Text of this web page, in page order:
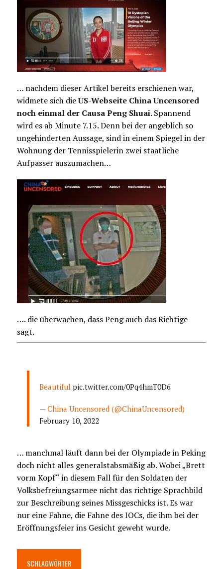
… nachdem dieser Artikel bereits erschienen war,
widmete sich dieUS-Webseite China Uncensored
noch einmal der Causa Peng Shuai. Spannend
wird es ab Minute 7.15. Denn bei der angeblich so
ungehinderten Aussage, sind in einem Spiegel in der
Wohnung der Tennisspielerin zwei staatliche
Aufpasser auszumachen…
…. die überwachen, dass Peng auch das Richtige
sagt.
Beautiful pic.twitter.com/0Pq4hmT0D6
— China Uncensored (@ChinaUncensored)
February 10, 2022
… manchmal läuft dann bei der Olympiade in Peking
doch nicht alles generalstabsmäßig ab. Wobei „Brett
vorm Kopf“ in diesem Fall für den Soldaten der
Volksbefreiungsarmee nicht das richtige Sprachbild
zur Beschreibung seines Missgeschicks ist. Es war
nur eine Fahne, die Fahne des IOCs, die ihm bei der
Eröffnungsfeier ins Gesicht geweht wurde.
SCHLAGWÖRTER